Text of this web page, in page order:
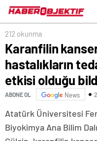
olduğu bildirildi
212 okunma
Karanfilin
hastalıkların
etkisi olduğu
ABONE OL News
Atatürk Üniversitesi
Biyokimya Ana Bilim